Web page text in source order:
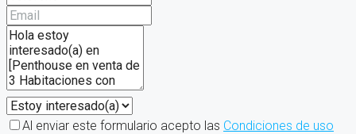
Al enviar este formulario acepto las Condiciones de uso